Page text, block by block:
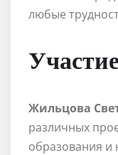
любые
Жильцова
различных
образования и